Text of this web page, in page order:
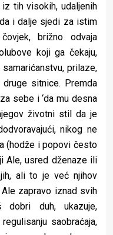
tih visokih, udaljenih
i dalje sjedi za istim
brižno odvaja
koji ga čekaju,
prilaze,
sitnice. Premda
sebe i ‘da mu desna
životni stil da je
nikog ne
(hodže i popovi često
Ale, usred dženaze ili
ali to je već njihov
zapravo iznad svih
dobri duh, ukazuje,
saobraćaja,